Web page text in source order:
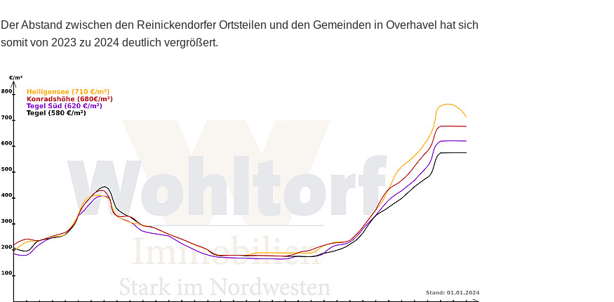
Der Abstand zwischen den Reinickendorfer Ortsteilen und den Gemeinden in Overhavel hat sich
somit von 2023 zu 2024 deutlich vergrößert.